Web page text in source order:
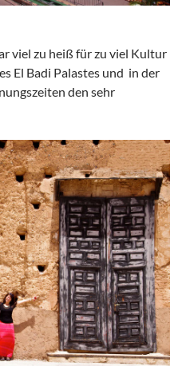
viel zu heiß für zu viel Kultur
El Badi Palastes und in der
den sehr